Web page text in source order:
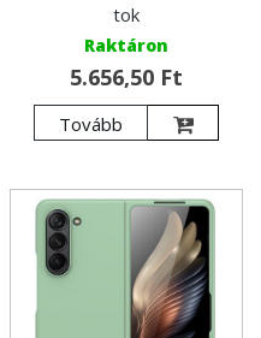
tok
Raktáron
5.656,50 Ft
Tovább